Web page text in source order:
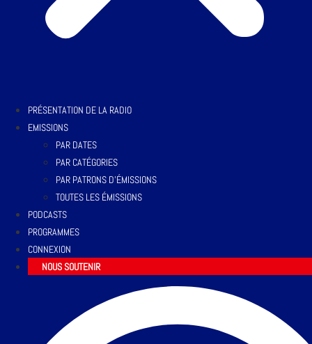
PRÉSENTATION DE LA RADIO
EMISSIONS
PAR DATES
PAR CATÉGORIES
PAR PATRONS D’ÉMISSIONS
TOUTES LES ÉMISSIONS
PODCASTS
PROGRAMMES
CONNEXION
NOUS SOUTENIR